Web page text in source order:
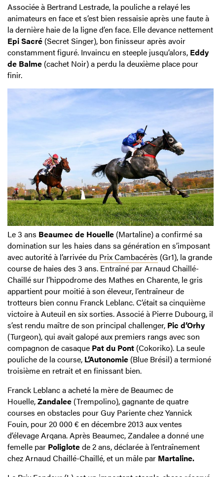
Associée à Bertrand Lestrade, la pouliche a relayé les
animateurs en face et s’est bien ressaisie après une faute à
la dernière haie de la ligne d’en face. Elle devance nettement
Epi Sacré (Secret Singer), bon finisseur après avoir
constamment figuré. Invaincu en steeple jusqu’alors, Eddy
de Balme (cachet Noir) a perdu la deuxième place pour
finir.
Le 3 ans Beaumec de Houelle (Martaline) a confirmé sa
domination sur les haies dans sa génération en s’imposant
avec autorité à l’arrivée du Prix Cambacérès (Gr1), la grande
course de haies des 3 ans. Entraîné par Arnaud Chaillé-
Chaillé sur l’hippodrome des Mathes en Charente, le gris
appartient pour moitié à son éleveur, l’entraîneur de
trotteurs bien connu Franck Leblanc. C’était sa cinquième
victoire à Auteuil en six sorties. Associé à Pierre Dubourg, il
s’est rendu maître de son principal challenger, Pic d’Orhy
(Turgeon), qui avait galopé aux premiers rangs avec son
compagnon de casaque Pat du Pont (Cokoriko). La seule
pouliche de la course, L’Autonomie (Blue Brésil) a termioné
troisième en retrait et en finissant bien.
Franck Leblanc a acheté la mère de Beaumec de
Houelle,Zandalee (Trempolino), gagnante de quatre
courses en obstacles pour Guy Pariente chez Yannick
Fouin, pour 20 000 € en décembre 2013 aux ventes
d’élevage Arqana. Après Beaumec, Zandalee a donné une
femelle par Poliglotede 2 ans, déclarée à l’entraînement
chez Arnaud Chaillé-Chaillé, et un mâle par Martaline.